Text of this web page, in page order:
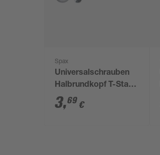
Spax
Universalschrauben
Halbrundkopf T-Star
plus T20 Stahl Ø 4,5 x
16 mm 20 Stück
3,69 €